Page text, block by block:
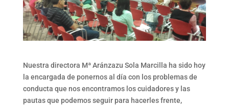
Nuestra directora Mª Aránzazu Sola Marcilla ha sido hoy
la encargada de ponernos al día con los problemas de
conducta que nos encontramos los cuidadores y las
pautas que podemos seguir para hacerles frente,